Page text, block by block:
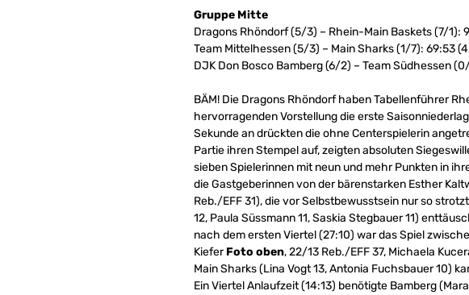
Gruppe Mitte
Dragons Rhöndorf (5/3) – Rhein-Main Baskets (7/1):
Team Mittelhessen (5/3) – Main Sharks (1/7): 69:53
DJK Don Bosco Bamberg (6/2) – Team Südhessen
BÄM! Die Dragons Rhöndorf haben Tabellenführer
hervorragenden Vorstellung die erste
Sekunde an drückten die ohne Centerspielerin
Partie ihren Stempel auf, zeigten absoluten
sieben Spielerinnen mit neun und mehr Punkten in
die Gastgeberinnen von der bärenstarken Esther
Reb./EFF 31), die vor Selbstbewusstsein nur so
12, Paula Süssmann 11, Saskia Stegbauer 11)
nach dem ersten Viertel (27:10) war das Spiel
KieferFoto oben, 22/13 Reb./EFF 37, Michaela
Main Sharks (Lina Vogt 13, Antonia Fuchsbauer 10)
Ein Viertel Anlaufzeit (14:13) benötigte Bamberg